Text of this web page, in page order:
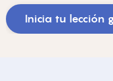
Inicia tu lección